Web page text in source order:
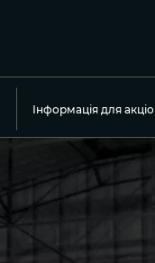
Інформація для